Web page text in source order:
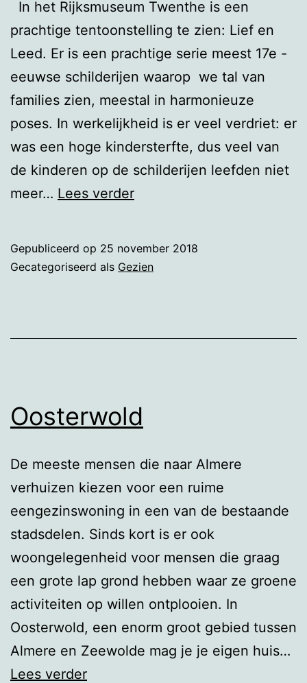
In het Rijksmuseum Twenthe is een
prachtige tentoonstelling te zien: Lief en
Leed. Er is een prachtige serie meest 17e -
eeuwse schilderijen waarop we tal van
families zien, meestal in harmonieuze
poses. In werkelijkheid is er veel verdriet: er
was een hoge kindersterfte, dus veel van
de kinderen op de schilderijen leefden niet
meer… Lees verderEnschede
Gepubliceerd op 25 november 2018
Gecategoriseerd als Gezien
Oosterwold
De meeste mensen die naar Almere
verhuizen kiezen voor een ruime
eengezinswoning in een van de bestaande
stadsdelen. Sinds kort is er ook
woongelegenheid voor mensen die graag
een grote lap grond hebben waar ze groene
activiteiten op willen ontplooien. In
Oosterwold, een enorm groot gebied tussen
Almere en Zeewolde mag je je eigen huis…
Lees verderOosterwold